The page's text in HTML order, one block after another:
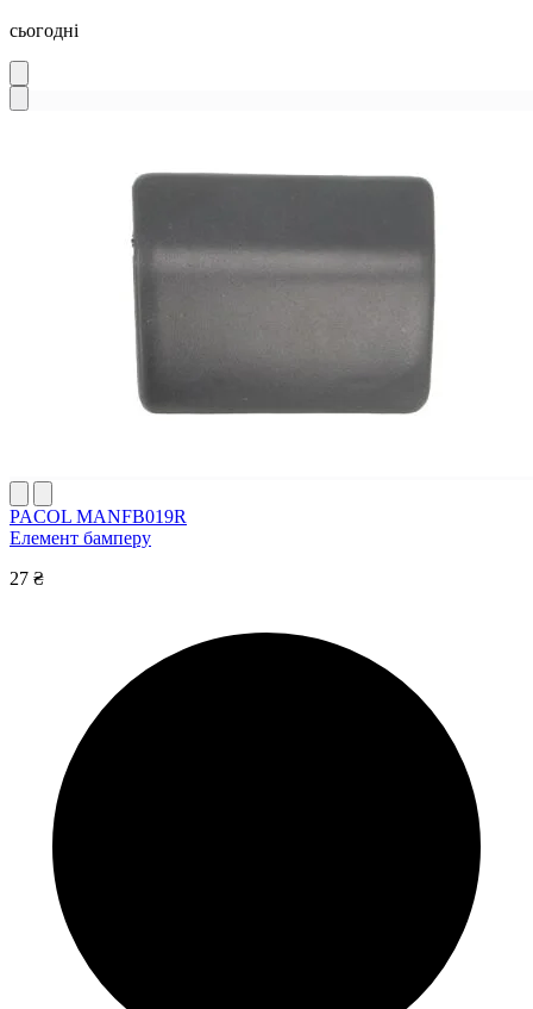
сьогодні
PACOL MANFB019R
Елемент бамперу
27 ₴